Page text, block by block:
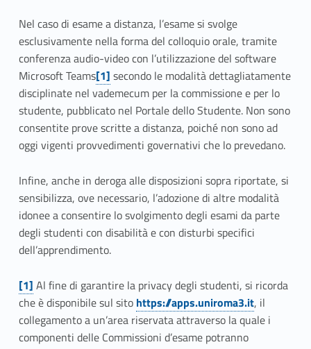
f
i
n
a
l
i
Nel caso di esame a distanza, l’esame si svolge
esclusivamente nella forma del colloquio orale, tramite
conferenza audio-video con l’utilizzazione del software
Microsoft Teams[1] secondo le modalità dettagliatamente
disciplinate nel vademecum per la commissione e per lo
studente, pubblicato nel Portale dello Studente. Non sono
consentite prove scritte a distanza, poiché non sono ad
oggi vigenti provvedimenti governativi che lo prevedano.
Infine, anche in deroga alle disposizioni sopra riportate, si
sensibilizza, ove necessario, l’adozione di altre modalità
idonee a consentire lo svolgimento degli esami da parte
degli studenti con disabilità e con disturbi specifici
dell’apprendimento.
[1] Al fine di garantire la privacy degli studenti, si ricorda
che è disponibile sul sito https://apps.uniroma3.it, il
collegamento a un’area riservata attraverso la quale i
componenti delle Commissioni d’esame potranno